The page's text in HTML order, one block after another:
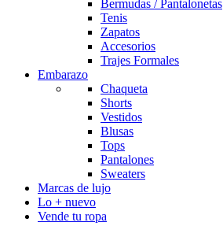
Bermudas / Pantalonetas
Tenis
Zapatos
Accesorios
Trajes Formales
Embarazo
Chaqueta
Shorts
Vestidos
Blusas
Tops
Pantalones
Sweaters
Marcas de lujo
Lo + nuevo
Vende tu ropa